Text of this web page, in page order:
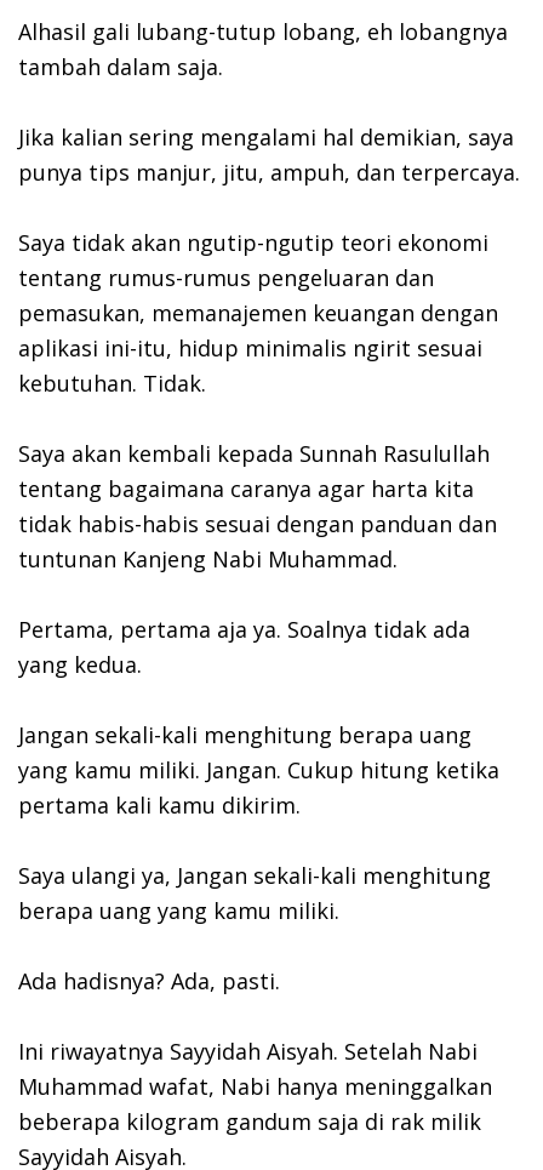
Alhasil gali lubang-tutup lobang, eh lobangnya
tambah dalam saja.
Jika kalian sering mengalami hal demikian, saya
punya tips manjur, jitu, ampuh, dan terpercaya.
Saya tidak akan ngutip-ngutip teori ekonomi
tentang rumus-rumus pengeluaran dan
pemasukan, memanajemen keuangan dengan
aplikasi ini-itu, hidup minimalis ngirit sesuai
kebutuhan. Tidak.
Saya akan kembali kepada Sunnah Rasulullah
tentang bagaimana caranya agar harta kita
tidak habis-habis sesuai dengan panduan dan
tuntunan Kanjeng Nabi Muhammad.
Pertama, pertama aja ya. Soalnya tidak ada
yang kedua.
Jangan sekali-kali menghitung berapa uang
yang kamu miliki. Jangan. Cukup hitung ketika
pertama kali kamu dikirim.
Saya ulangi ya, Jangan sekali-kali menghitung
berapa uang yang kamu miliki.
Ada hadisnya? Ada, pasti.
Ini riwayatnya Sayyidah Aisyah. Setelah Nabi
Muhammad wafat, Nabi hanya meninggalkan
beberapa kilogram gandum saja di rak milik
Sayyidah Aisyah.